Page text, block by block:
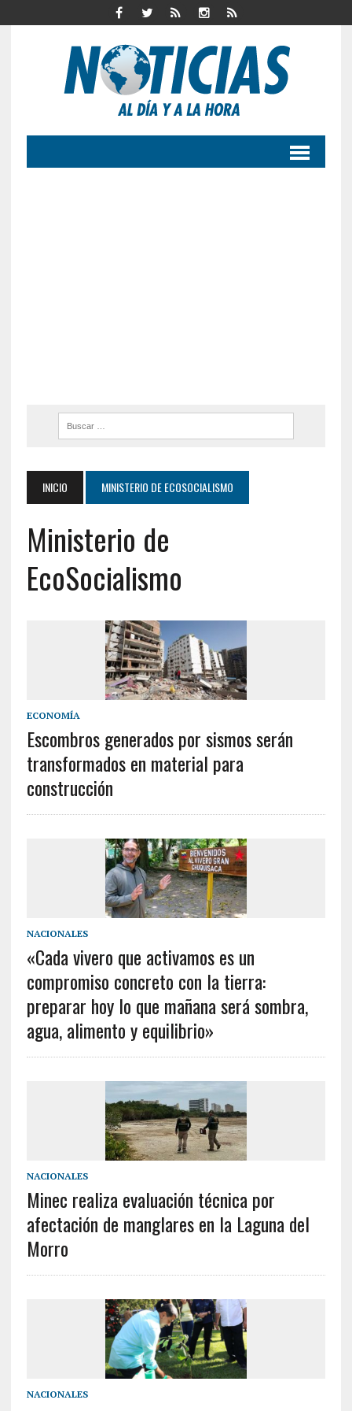
INICIO MINISTERIO DE ECOSOCIALISMO
Ministerio de
EcoSocialismo
ECONOMÍA
Escombros generados por sismos serán
transformados en material para
construcción
NACIONALES
«Cada vivero que activamos es un
compromiso concreto con la tierra:
preparar hoy lo que mañana será sombra,
agua, alimento y equilibrio»
NACIONALES
Minec realiza evaluación técnica por
afectación de manglares en la Laguna del
Morro
NACIONALES